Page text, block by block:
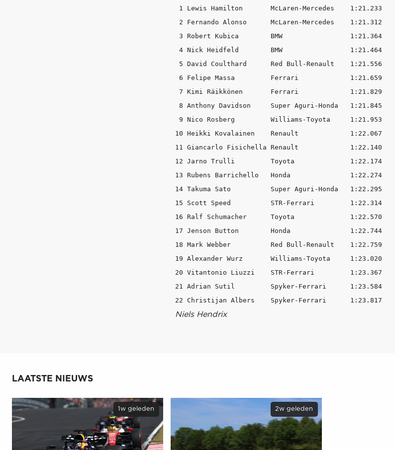
1 Lewis Hamilton       McLaren-Mercedes    1:21.233
2 Fernando Alonso      McLaren-Mercedes    1:21.312
3 Robert Kubica        BMW                 1:21.364
4 Nick Heidfeld        BMW                 1:21.464
5 David Coulthard      Red Bull-Renault    1:21.556
6 Felipe Massa         Ferrari             1:21.659
7 Kimi Räikkönen       Ferrari             1:21.829
8 Anthony Davidson     Super Aguri-Honda   1:21.845
9 Nico Rosberg         Williams-Toyota     1:21.953
10 Heikki Kovalainen    Renault             1:22.067
11 Giancarlo Fisichella Renault             1:22.140
12 Jarno Trulli         Toyota              1:22.174
13 Rubens Barrichello   Honda               1:22.274
14 Takuma Sato          Super Aguri-Honda   1:22.295
15 Scott Speed          STR-Ferrari         1:22.314
16 Ralf Schumacher      Toyota              1:22.570
17 Jenson Button        Honda               1:22.744
18 Mark Webber          Red Bull-Renault    1:22.759
19 Alexander Wurz       Williams-Toyota     1:23.020
20 Vitantonio Liuzzi    STR-Ferrari         1:23.367
21 Adrian Sutil         Spyker-Ferrari      1:23.584
Niels Hendrix
LAATSTE NIEUWS
1w geleden 2w geleden